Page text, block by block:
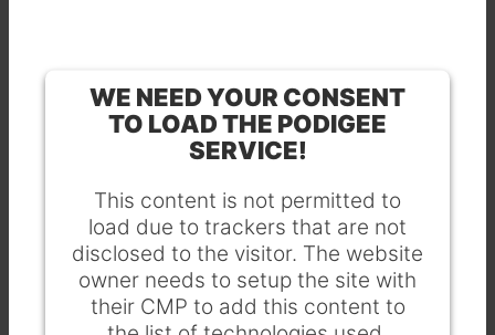
WE NEED YOUR CONSENT
TO LOAD THE PODIGEE
SERVICE!
This content is not permitted to
load due to trackers that are not
disclosed to the visitor. The website
owner needs to setup the site with
their CMP to add this content to